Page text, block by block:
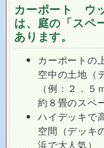
カーポート ウ
は、庭の「スペ
あります。
カーポートの
空中の土地（
（例：２．
約８畳のスペ
ハイデッキで
空間（デッキ
浜で大人気）